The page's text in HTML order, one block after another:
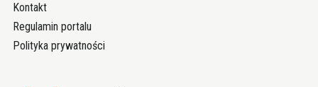
Kontakt
Regulamin portalu
Polityka prywatności